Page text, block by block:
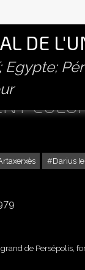
DE
Egypte;
Darius
de Persépolis,